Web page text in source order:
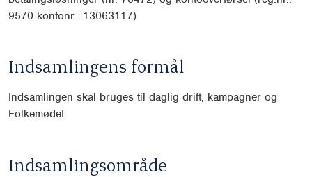
9570 kontonr.: 13063117).
Indsamlingens formål
Indsamlingen skal bruges til daglig drift, kampagner og
Folkemødet.
Indsamlingsområde